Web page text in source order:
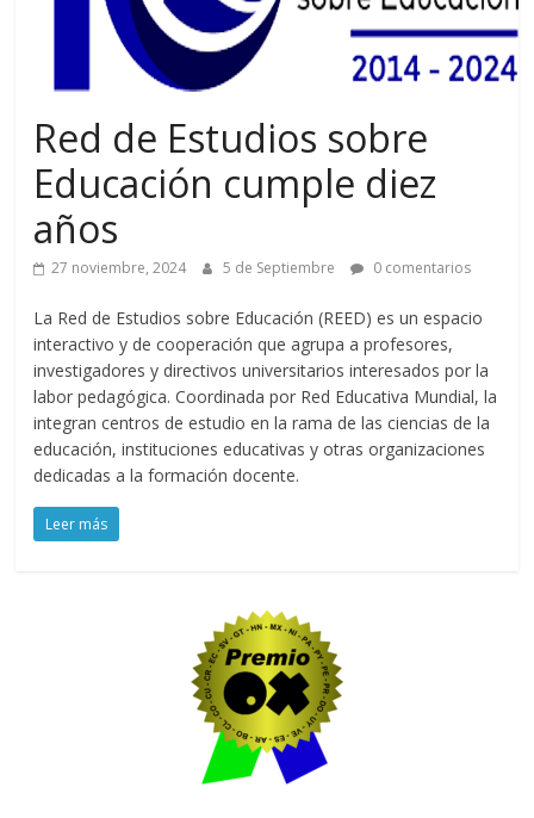
Red de Estudios sobre
Educación cumple diez
años
27 noviembre, 2024 5 de Septiembre 0 comentarios
La Red de Estudios sobre Educación (REED) es un espacio
interactivo y de cooperación que agrupa a profesores,
investigadores y directivos universitarios interesados por la
labor pedagógica. Coordinada por Red Educativa Mundial, la
integran centros de estudio en la rama de las ciencias de la
educación, instituciones educativas y otras organizaciones
dedicadas a la formación docente.
Leer más